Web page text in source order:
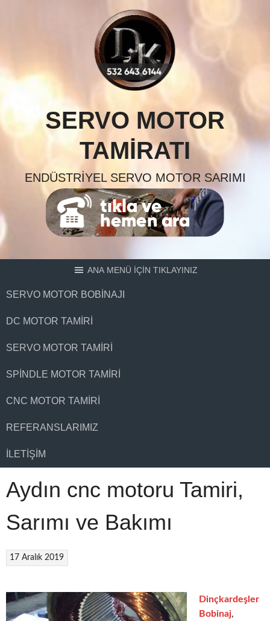
SERVO MOTOR
TAMIRATI
ENDÜSTRIYEL SERVO MOTOR SARIMI
ANA MENÜ İÇİN TIKLAYINIZ
SERVO MOTOR BOBINAJI
DC MOTOR TAMIRI
SERVO MOTOR TAMIRI
SPINDLE MOTOR TAMIRI
CNC MOTOR TAMIRI
REFERANSLARIMIZ
İLETIŞIM
Aydın cnc motoru Tamiri,
Sarımı ve Bakımı
17 Aralık 2019
Dinçkardeşler
Bobinaj,